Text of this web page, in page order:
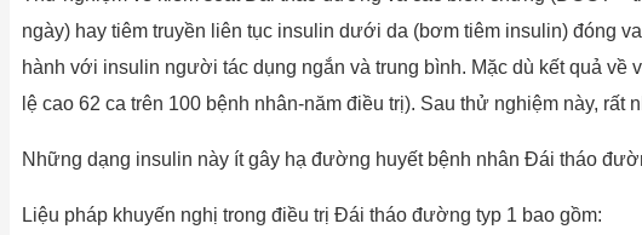
ngày) hay tiêm truyền liên tục insulin dưới da (bơm tiêm insulin) đóng
hành với insulin người tác dụng ngắn và trung bình. Mặc dù kết quả
lệ cao 62 ca trên 100 bệnh nhân-năm điều trị). Sau thử nghiệm này,
Những dạng insulin này ít gây hạ đường huyết bệnh nhân Đái tháo
Liệu pháp khuyến nghị trong điều trị Đái tháo đường typ 1 bao gồm: